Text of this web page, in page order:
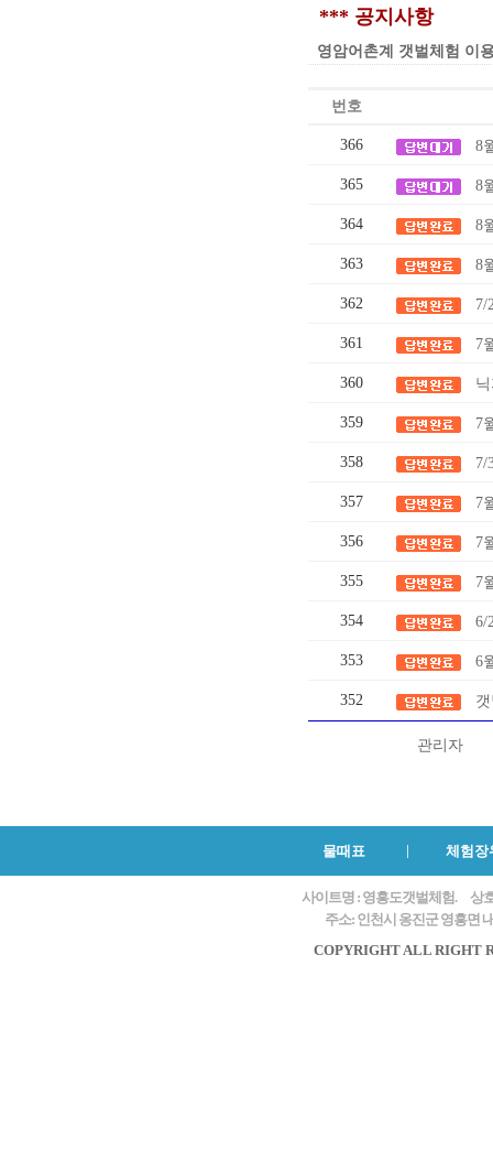
*** 공지사항
영암어촌계 갯벌체험 이
번호
366 8
365 8
364 8
363 8
362 7/
361 7
360
359 7
358 7/
357 7
356 7
355 7
354 6/
353 6
352
관리자
물때표 체험장
사이트명 : 영흥도갯벌체험.
상
주소: 인천시 옹진군 영흥면
COPYRIGHT ALL RIGHT